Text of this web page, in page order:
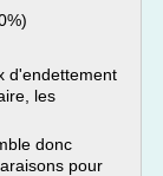
d'endettement
les
donc
pour